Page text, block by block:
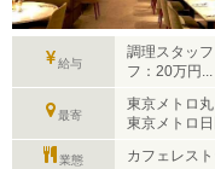
給与
調理スタッ
フ：20万円...
最寄
東京メトロ
東京メトロ
業態 カフェレス